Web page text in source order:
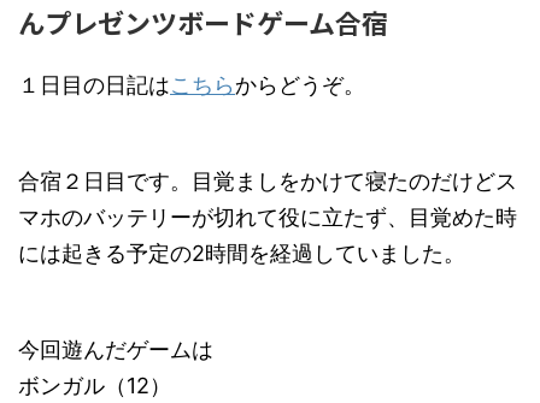
んプレゼンツボードゲーム合宿
１日目の日記はこちらからどうぞ。
合宿２日目です。目覚ましをかけて寝たのだけどス
マホのバッテリーが切れて役に立たず、目覚めた時
には起きる予定の2時間を経過していました。
今回遊んだゲームは
ボンガル（12）